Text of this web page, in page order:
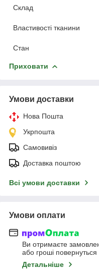
Склад
Властивості тканини
Стан
Приховати
Умови доставки
Нова Пошта
Укрпошта
Самовивіз
Доставка поштою
Всі умови доставки
Умови оплати
Ви отримаєте
або гроші
Детальніше